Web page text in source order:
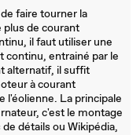
faire tourner la
de courant
il faut utiliser une
continu, entrainé par le
alternatif, il suffit
à courant
l'éolienne. La principale
c'est le montage
détails ou Wikipédia,